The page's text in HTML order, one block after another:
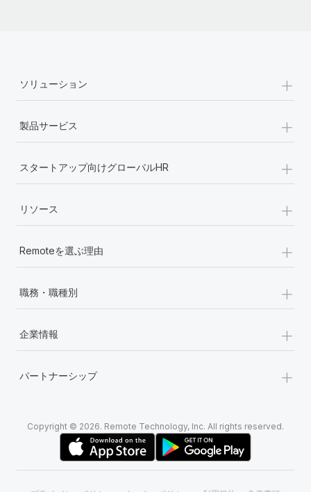
ソリューション +
製品サービス +
スタートアップ向けグローバルHR +
リソース +
Remoteを選ぶ理由 +
職務・職種別 +
企業情報 +
パートナーシップ +
Copyright © 2026. Remote Technology, Inc. All rights reserved.